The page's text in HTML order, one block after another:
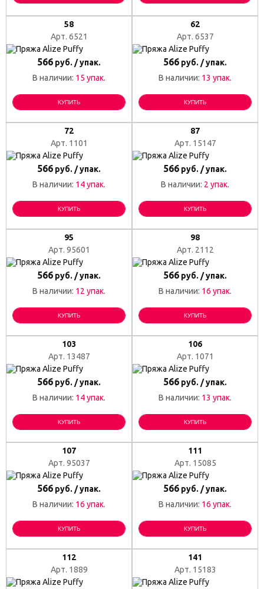
58
Арт. 6521
566 руб. / упак.
В наличии: 15 упак.
КУПИТЬ
62
Арт. 6537
566 руб. / упак.
В наличии: 13 упак.
КУПИТЬ
72
Арт. 1101
566 руб. / упак.
В наличии: 14 упак.
КУПИТЬ
87
Арт. 15147
566 руб. / упак.
В наличии: 2 упак.
КУПИТЬ
95
Арт. 95601
566 руб. / упак.
В наличии: 12 упак.
КУПИТЬ
98
Арт. 2112
566 руб. / упак.
В наличии: 16 упак.
КУПИТЬ
103
Арт. 13487
566 руб. / упак.
В наличии: 14 упак.
КУПИТЬ
106
Арт. 1071
566 руб. / упак.
В наличии: 13 упак.
КУПИТЬ
107
Арт. 95037
566 руб. / упак.
В наличии: 16 упак.
КУПИТЬ
111
Арт. 15085
566 руб. / упак.
В наличии: 16 упак.
КУПИТЬ
112
Арт. 1889
141
Арт. 15183